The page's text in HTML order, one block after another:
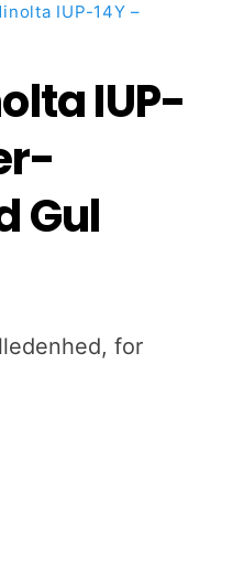
IUP-14Y –
IUP-
Gul
for